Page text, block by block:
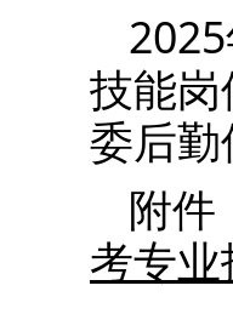
技能
委后
附件
考专